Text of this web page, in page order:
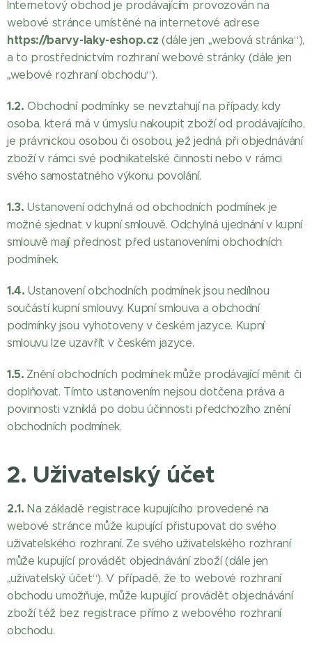
Internetový obchod je prodávajícím provozován na
webové stránce umístěné na internetové adrese
https://barvy-laky-eshop.cz (dále jen „webová stránka“),
a to prostřednictvím rozhraní webové stránky (dále jen
„webové rozhraní obchodu“).
1.2. Obchodní podmínky se nevztahují na případy, kdy
osoba, která má v úmyslu nakoupit zboží od prodávajícího,
je právnickou osobou či osobou, jež jedná při objednávání
zboží v rámci své podnikatelské činnosti nebo v rámci
svého samostatného výkonu povolání.
1.3. Ustanovení odchylná od obchodních podmínek je
možné sjednat v kupní smlouvě. Odchylná ujednání v kupní
smlouvě mají přednost před ustanoveními obchodních
podmínek.
1.4. Ustanovení obchodních podmínek jsou nedílnou
součástí kupní smlouvy. Kupní smlouva a obchodní
podmínky jsou vyhotoveny v českém jazyce. Kupní
smlouvu lze uzavřít v českém jazyce.
1.5. Znění obchodních podmínek může prodávající měnit či
doplňovat. Tímto ustanovením nejsou dotčena práva a
povinnosti vzniklá po dobu účinnosti předchozího znění
obchodních podmínek.
2. Uživatelský účet
2.1. Na základě registrace kupujícího provedené na
webové stránce může kupující přistupovat do svého
uživatelského rozhraní. Ze svého uživatelského rozhraní
může kupující provádět objednávání zboží (dále jen
„uživatelský účet“). V případě, že to webové rozhraní
obchodu umožňuje, může kupující provádět objednávání
zboží též bez registrace přímo z webového rozhraní
obchodu.